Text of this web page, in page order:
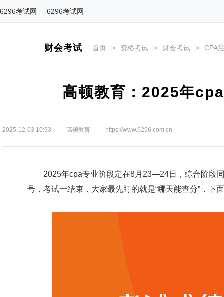
6296考试网 6296考试网
财会考试 首页 > 资格考试 > 财会考试 > CPA
高顿教育：2025年
2025-12-03 10:33 高顿教育 https://www.6296.com.cn
2025年cpa专业阶段定在8月23—24日，综合阶段同
号，考试一结束，大家最先盯的就是“哪天能查分”，下面